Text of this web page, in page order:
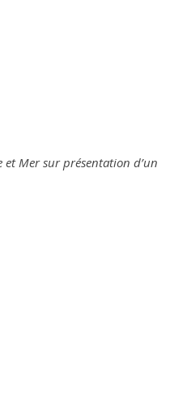
Mer sur présentation d’un